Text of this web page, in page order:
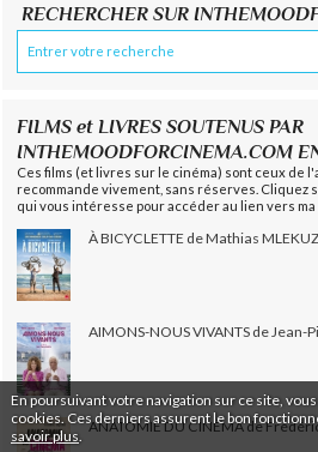
En poursuivant votre navigation sur ce site,
cookies. Ces derniers assurent le bon
savoir plus
RECHERCHER SUR
FILMS et LIVRES SOUTENUS PAR
INTHEMOODFORCINEMA.COM
Ces films (et livres sur le cinéma) sont ceux de
recommande vivement, sans réserves. Cliquez
qui vous intéresse pour accéder au lien vers
À BICYCLETTE de Mathias MLEKUZ
AIMONS-NOUS VIVANTS de Jean-
ANATOMIE DU CINÉMA de